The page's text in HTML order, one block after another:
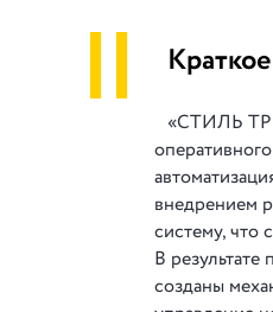
||
«СТИЛЬ
внедрением
систему, что
В
созданы